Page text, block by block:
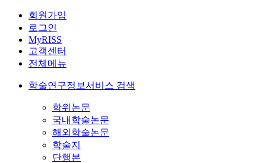
회원가입
로그인
MyRISS
고객센터
전체메뉴
학술연구정보서비스 검색
학위논문
국내학술논문
해외학술논문
학술지
단행본